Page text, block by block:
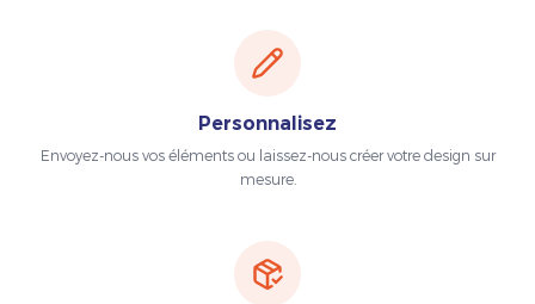
Personnalisez
Envoyez-nous vos éléments ou laissez-nous créer votre design sur
mesure.